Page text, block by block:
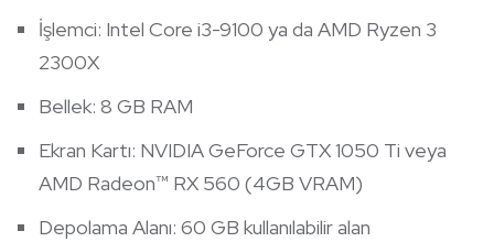
İşlemci: Intel Core i3-9100 ya da AMD Ryzen 3
2300X
Bellek: 8 GB RAM
Ekran Kartı: NVIDIA GeForce GTX 1050 Ti veya
AMD Radeon™ RX 560 (4GB VRAM)
Depolama Alanı: 60 GB kullanılabilir alan